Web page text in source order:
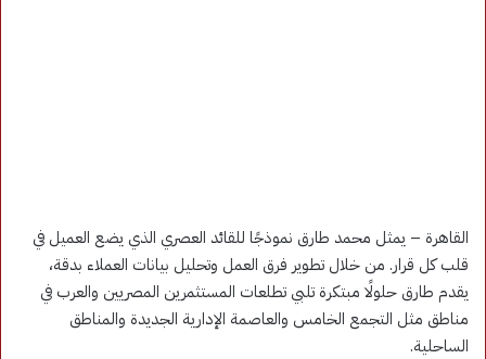
القاهرة – يمثل محمد طارق نموذجًا للقائد العصري الذي يضع العميل في
قلب كل قرار. من خلال تطوير فرق العمل وتحليل بيانات العملاء بدقة،
يقدم طارق حلولًا مبتكرة تلبي تطلعات المستثمرين المصريين والعرب في
مناطق مثل التجمع الخامس والعاصمة الإدارية الجديدة والمناطق
الساحلية.